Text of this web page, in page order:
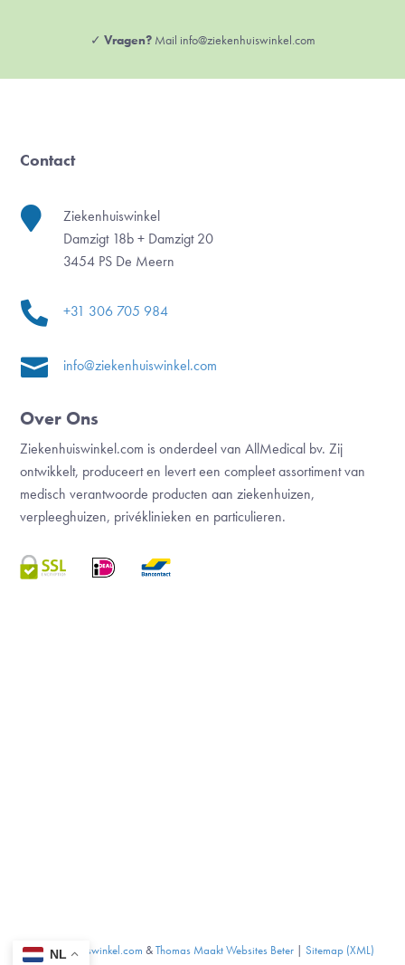
✓ Vragen?Mail info@ziekenhuiswinkel.com
Contact

Ziekenhuiswinkel
Damzigt 18b + Damzigt 20
3454 PS De Meern
 +31 306 705 984
 info@ziekenhuiswinkel.com
Over Ons
Ziekenhuiswinkel.com is onderdeel van AllMedical bv. Zij
ontwikkelt, produceert en levert een compleet assortiment van
medisch verantwoorde producten aan ziekenhuizen,
verpleeghuizen, privéklinieken en particulieren.
©Ziekenhuiswinkel.com &Thomas Maakt Websites Beter| Sitemap (XML)